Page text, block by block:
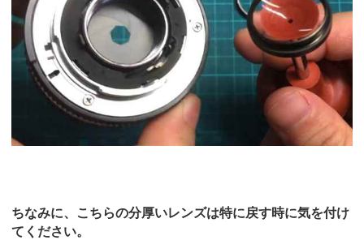
ちなみに、こちらの分厚いレンズは特に戻す時に気を付け
てください。